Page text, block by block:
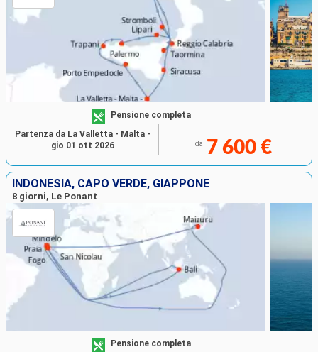
Pensione completa
da 7 600 €
Partenza da La Valletta - Malta -
gio 01 ott 2026
INDONESIA, CAPO VERDE, GIAPPONE
8 giorni, Le Ponant
Pensione completa